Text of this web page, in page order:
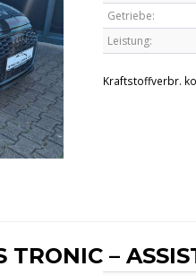
Getriebe:
Leistung:
Kraftstoffverbr.
–